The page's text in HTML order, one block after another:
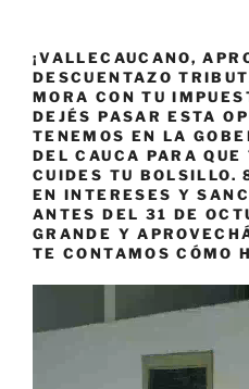
¡VALLECAUCANO,
DESCUENTAZO
MORA CON TU
DEJÉS PASAR ESTA
TENEMOS EN LA
DEL CAUCA PARA
CUIDES TU BOLSILLO.
EN INTERESES Y
ANTES DEL 31 DE
GRANDE Y
TE CONTAMOS CÓMO